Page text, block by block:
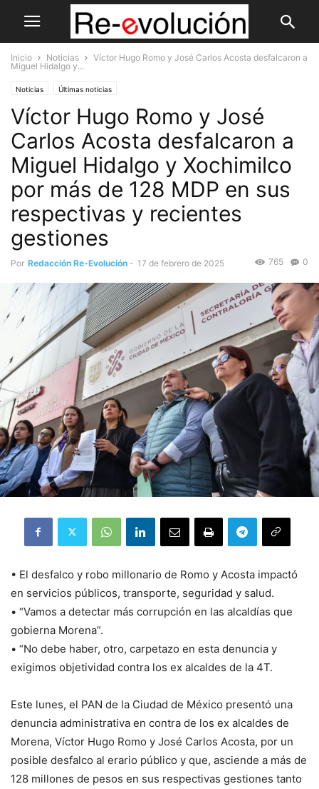
Inicio Noticias
Víctor Hugo Romo y José Carlos Acosta desfalcaron a
Miguel Hidalgo y...
Noticias Últimas noticias
Víctor Hugo Romo y José
Carlos Acosta desfalcaron a
Miguel Hidalgo y Xochimilco
por más de 128 MDP en sus
respectivas y recientes
gestiones
Por Redacción Re-Evolución - 17 de febrero de 2025 0
765
•⁠ ⁠El desfalco y robo millonario de Romo y Acosta impactó
en servicios públicos, transporte, seguridad y salud.
•⁠ ⁠“Vamos a detectar más corrupción en las alcaldías que
gobierna Morena”.
•⁠ ⁠“No debe haber, otro, carpetazo en esta denuncia y
exigimos objetividad contra los ex alcaldes de la 4T.
Este lunes, el PAN de la Ciudad de México presentó una
denuncia administrativa en contra de los ex alcaldes de
Morena, Víctor Hugo Romo y José Carlos Acosta, por un
posible desfalco al erario público y que, asciende a más de
128 millones de pesos en sus respectivas gestiones tanto